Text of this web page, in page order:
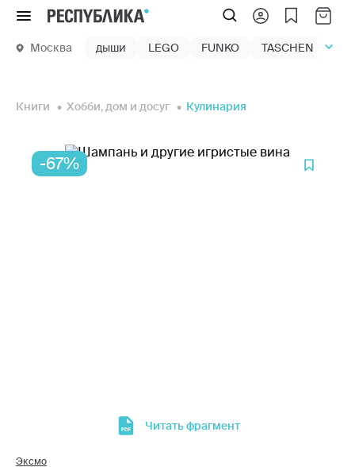
Меню
Москва дыши LEGO FUNKO TASCHEN
Книги Хобби, дом и досуг Кулинария
-67%
Читать фрагмент
Эксмо